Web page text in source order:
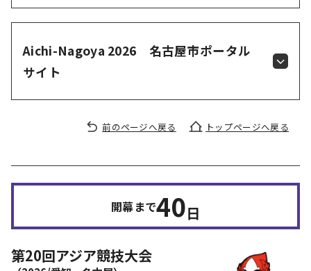
Aichi-Nagoya 2026 名古屋市ポータル
サイト
前のページへ戻る トップページへ戻る
開幕まで40日
第20回アジア競技大会